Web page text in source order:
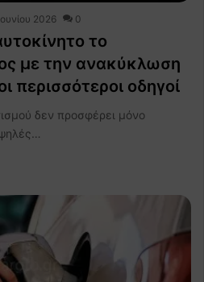
2026 0
το
με την ανακύκλωση
περισσότεροι οδηγοί
δεν προσφέρει μόνο